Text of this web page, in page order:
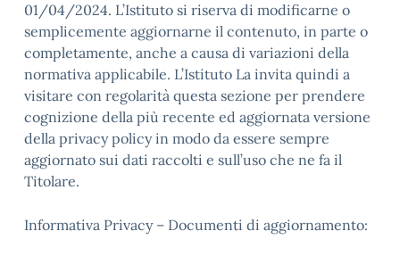
01/04/2024. L’Istituto si riserva di modificarne o
semplicemente aggiornarne il contenuto, in parte o
completamente, anche a causa di variazioni della
normativa applicabile. L’Istituto La invita quindi a
visitare con regolarità questa sezione per prendere
cognizione della più recente ed aggiornata versione
della privacy policy in modo da essere sempre
aggiornato sui dati raccolti e sull’uso che ne fa il
Titolare.
Informativa Privacy – Documenti di aggiornamento: